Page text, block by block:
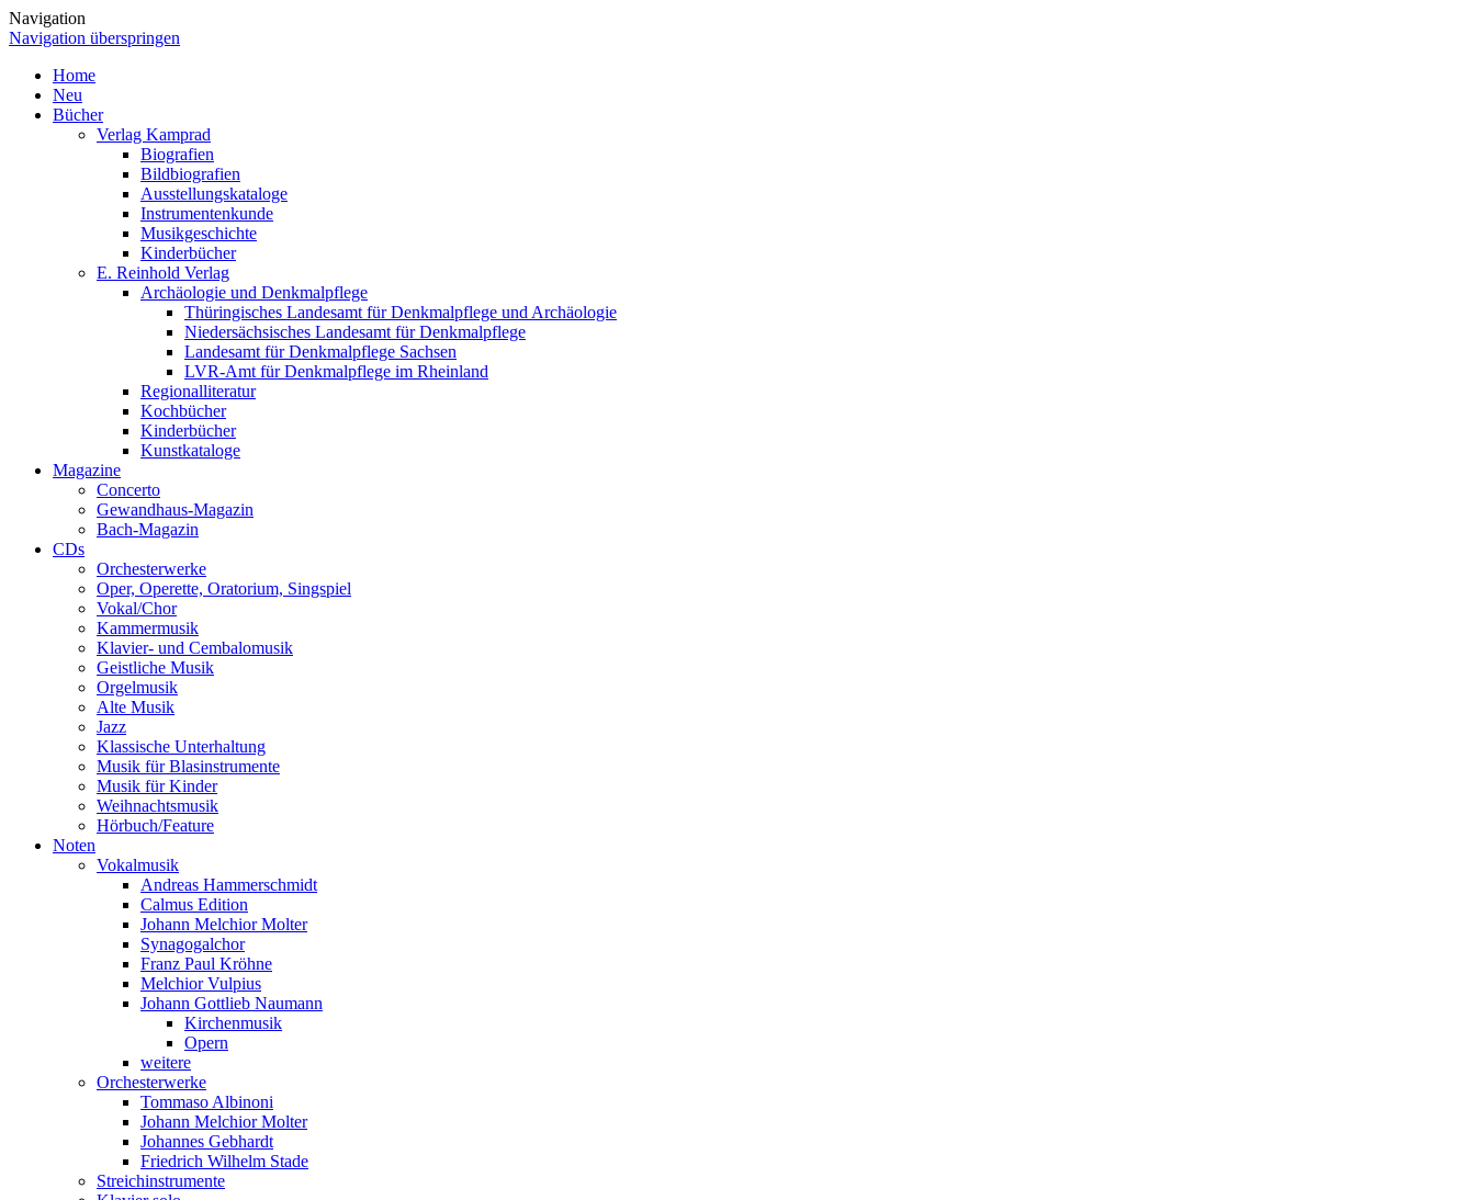
Navigation
Navigation überspringen
Home
Neu
Bücher
Verlag Kamprad
Biografien
Bildbiografien
Ausstellungskataloge
Instrumentenkunde
Musikgeschichte
Kinderbücher
E. Reinhold Verlag
Archäologie und Denkmalpflege
Thüringisches Landesamt für Denkmalpflege und Archäologie
Niedersächsisches Landesamt für Denkmalpflege
Landesamt für Denkmalpflege Sachsen
LVR-Amt für Denkmalpflege im Rheinland
Regionalliteratur
Kochbücher
Kinderbücher
Kunstkataloge
Magazine
Concerto
Gewandhaus-Magazin
Bach-Magazin
CDs
Orchesterwerke
Oper, Operette, Oratorium, Singspiel
Vokal/Chor
Kammermusik
Klavier- und Cembalomusik
Geistliche Musik
Orgelmusik
Alte Musik
Jazz
Klassische Unterhaltung
Musik für Blasinstrumente
Musik für Kinder
Weihnachtsmusik
Hörbuch/Feature
Noten
Vokalmusik
Andreas Hammerschmidt
Calmus Edition
Johann Melchior Molter
Synagogalchor
Franz Paul Kröhne
Melchior Vulpius
Johann Gottlieb Naumann
Kirchenmusik
Opern
weitere
Orchesterwerke
Tommaso Albinoni
Johann Melchior Molter
Johannes Gebhardt
Friedrich Wilhelm Stade
Streichinstrumente